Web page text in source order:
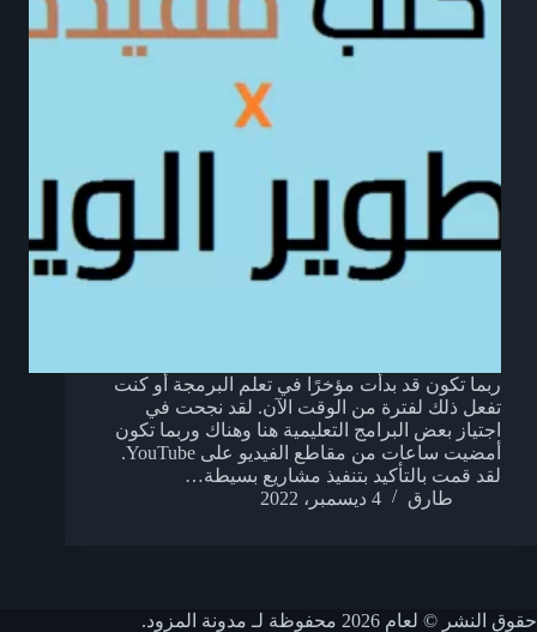
ربما تكون قد بدأت مؤخرًا في تعلم البرمجة أو كنت
تفعل ذلك لفترة من الوقت الآن. لقد نجحت في
اجتياز بعض البرامج التعليمية هنا وهناك وربما تكون
أمضيت ساعات من مقاطع الفيديو على YouTube.
لقد قمت بالتأكيد بتنفيذ مشاريع بسيطة…
طارق
4 ديسمبر، 2022
حقوق النشر © لعام 2026 محفوظة لـ مدونة المزود.